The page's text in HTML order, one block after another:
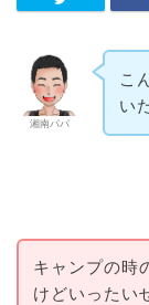
湘南パパ
こ
い
キャンプの時
けどいったい